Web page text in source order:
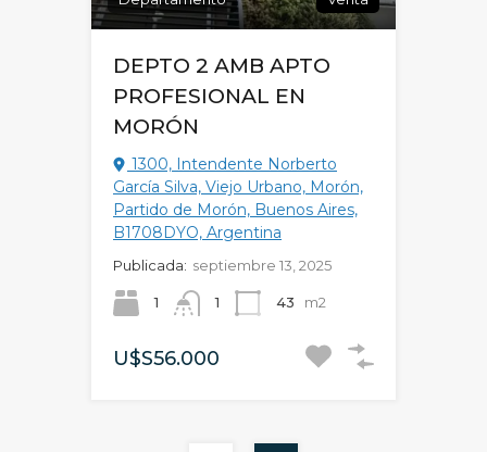
DEPTO 2 AMB APTO
PROFESIONAL EN
MORÓN
1300, Intendente Norberto
García Silva, Viejo Urbano, Morón,
Partido de Morón, Buenos Aires,
B1708DYO, Argentina
Publicada: septiembre 13, 2025
1 1 43 m2
U$S56.000